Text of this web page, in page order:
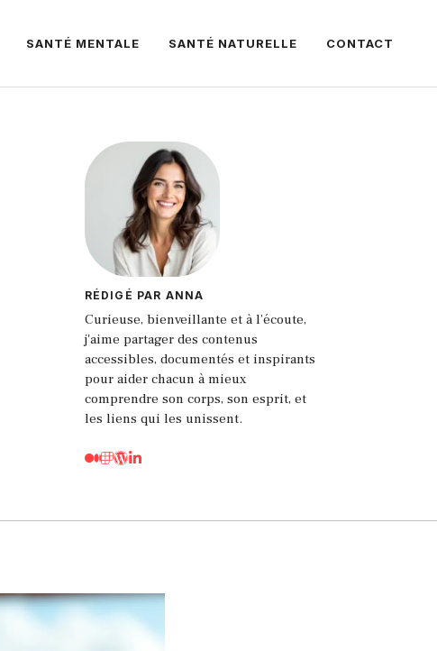
SANTÉ MENTALE SANTÉ NATURELLE CONTACT
RÉDIGÉ PAR ANNA
Curieuse, bienveillante et à l’écoute,
j'aime partager des contenus
accessibles, documentés et inspirants
pour aider chacun à mieux
comprendre son corps, son esprit, et
les liens qui les unissent.